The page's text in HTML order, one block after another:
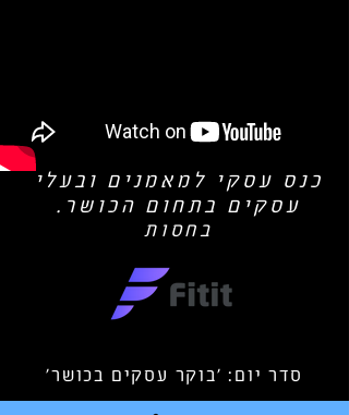
כנס עסקי למאמנים ובעלי
עסקים בתחום הכושר.
בחסות
סדר יום: 'בוקר עסקים בכושר'